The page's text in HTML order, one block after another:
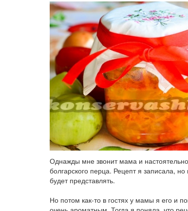
Однажды мне звонит мама и
болгарского перца. Рецепт я записала,
будет представлять.
Но потом как-то в гостях у мамы я его и